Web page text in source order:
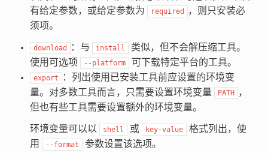
有给定参数，或给定参数为
required
，则只安装必
须项。
download ：与 install
类似，但不会解压缩工具。
使用可选项
--platform 可下载特定平台的工具。
export
：列出使用已安装工具前应设置的环境变
量。对多数工具而言，只需要设置环境变量
PATH ，
但也有些工具需要设置额外的环境变量。
环境变量可以以 shell 或 key-value
格式列出，使
用
--format 参数设置该选项。